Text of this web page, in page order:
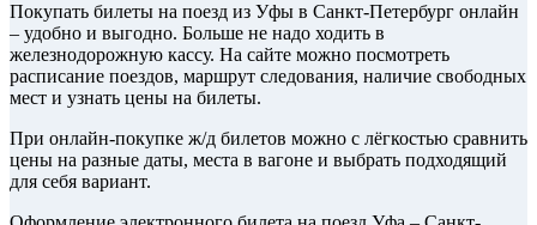
Покупать билеты на поезд из Уфы в Санкт-Петербург онлайн
– удобно и выгодно. Больше не надо ходить в
железнодорожную кассу. На сайте можно посмотреть
расписание поездов, маршрут следования, наличие свободных
мест и узнать цены на билеты.
При онлайн-покупке ж/д билетов можно с лёгкостью сравнить
цены на разные даты, места в вагоне и выбрать подходящий
для себя вариант.